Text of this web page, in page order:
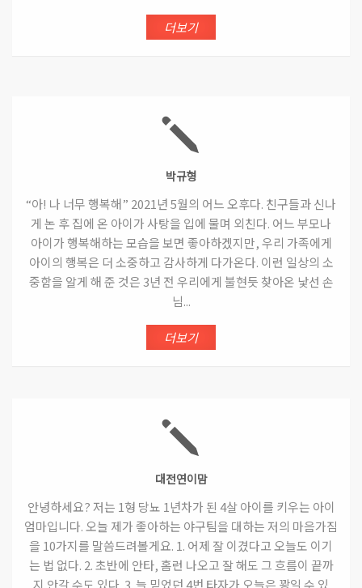
더보기
박규형
“아! 나 너무 행복해” 2021년 5월의 어느 오후다. 친구들과 신나
게 논 후 집에 온 아이가 사탕을 입에 물며 외친다. 어느 부모나
아이가 행복해하는 모습을 보면 좋아하겠지만, 우리 가족에게
아이의 행복은 더 소중하고 감사하게 다가온다. 이런 일상의 소
중함을 알게 해 준 것은 3년 전 우리에게 불현듯 찾아온 낯선 손
님...
더보기
대전연이맘
안녕하세요? 저는 1형 당뇨 1년차가 된 4살 아이를 키우는 아이
엄마입니다. 오늘 제가 좋아하는 야구팀을 대하는 저의 마음가짐
을 10가지를 말씀드려볼게요. 1. 어제 잘 이겼다고 오늘도 이기
는 법 없다. 2. 초반에 안타, 홈런 나오고 잘 해도 그 흐름이 끝까
지 안갈 수도 있다. 3. 늘 믿었던 4번 타자가 오늘은 꽝일 수 있